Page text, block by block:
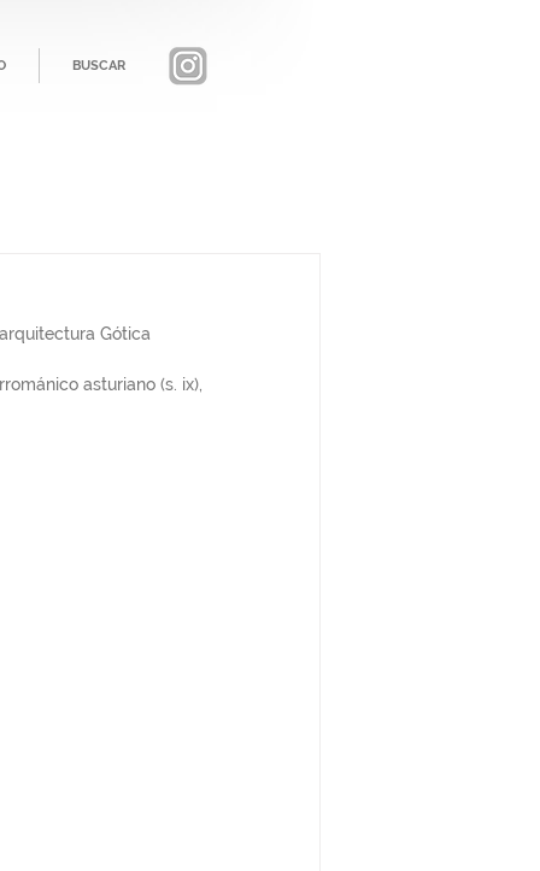
BUSCAR
Gótica
asturiano (s. ix),